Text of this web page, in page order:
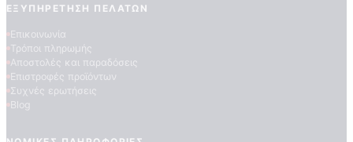
ΠΟΙΟΤΗΤΕΣ ΤΑΠΕΤΣΑΡΙΩΝ
ΕΠΕΞΗΓΗΣΗ ΣΥΜΒΟΛΩΝ
ΕΞΥΠΗΡΈΤΗΣΗ ΠΕΛΑΤΏΝ
Επικοινωνία
Τρόποι πληρωμής
Αποστολές και παραδόσεις
Επιστροφές προϊόντων
Συχνές ερωτήσεις
Blog